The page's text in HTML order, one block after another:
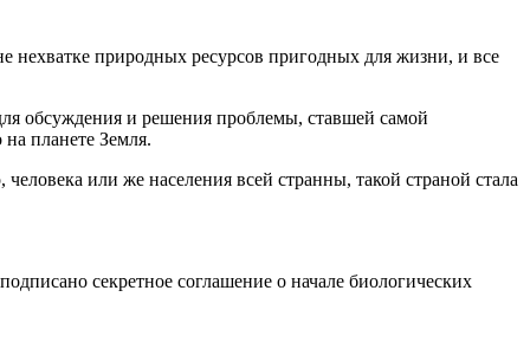
природных ресурсов пригодных для жизни, и все
обсуждения и решения проблемы, ставшей самой
планете Земля.
или же населения всей странны, такой страной стала
секретное соглашение о начале биологических